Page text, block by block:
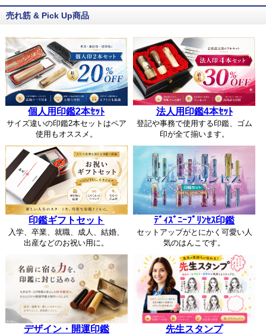
売れ筋 & Pick Up商品
個人用印鑑2本ｾｯﾄ
サイズ違いの印鑑2本セットはペア
使用もオススメ。
法人用印鑑4本ｾｯﾄ
登記や事務で使用する印鑑、ゴム
印が全て揃います。
印鑑ギフトセット
入学、卒業、就職、成人、結婚、
出産などのお祝い用に。
ﾃﾞｨｽﾞﾆｰﾌﾟﾘﾝｾｽ印鑑
セットアップがとにかく可愛い人
気のはんこです。
デザイン・開運印鑑 先生スタンプ